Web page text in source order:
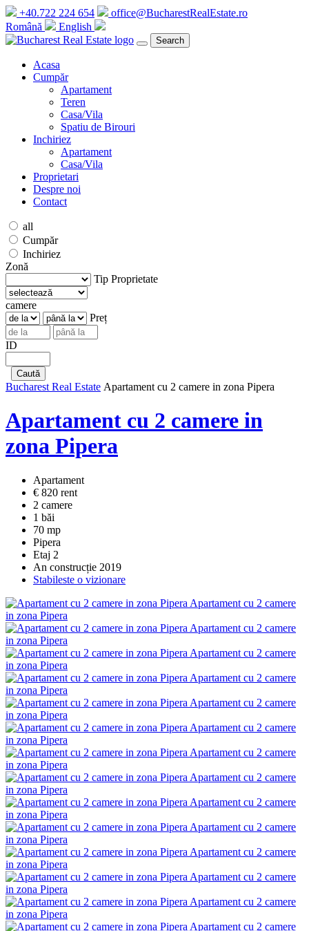
+40.722 224 654
office@BucharestRealEstate.ro
Română
English
Search
Acasa
Cumpăr
Apartament
Teren
Casa/Vila
Spatiu de Birouri
Inchiriez
Apartament
Casa/Vila
Proprietari
Despre noi
Contact
all
Cumpăr
Inchiriez
Zonă
Tip Proprietate
camere
Preț
ID
Bucharest Real Estate Apartament cu 2 camere in zona Pipera
Apartament cu 2 camere in
zona Pipera
Apartament
€ 820 rent
2 camere
1 băi
70 mp
Pipera
Etaj 2
An construcție 2019
Stabileste o vizionare